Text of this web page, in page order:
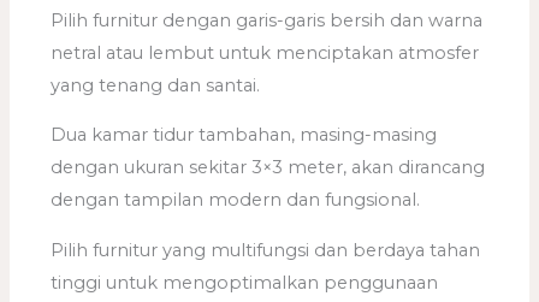
Pilih furnitur dengan garis-garis bersih dan warna
netral atau lembut untuk menciptakan atmosfer
yang tenang dan santai.
Dua kamar tidur tambahan, masing-masing
dengan ukuran sekitar 3×3 meter, akan dirancang
dengan tampilan modern dan fungsional.
Pilih furnitur yang multifungsi dan berdaya tahan
tinggi untuk mengoptimalkan penggunaan